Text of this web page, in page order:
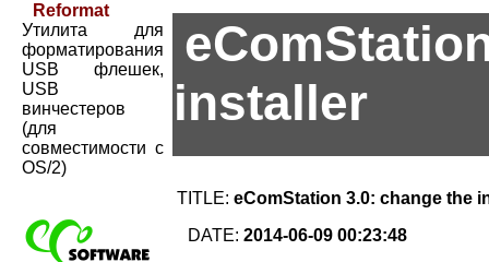
Reformat
Утилита для
форматирования
USB флешек,
USB
винчестеров
(для
совместимости с
OS/2)
installer
TITLE: eComStation 3.0: change the
DATE: 2014-06-09 00:23:48